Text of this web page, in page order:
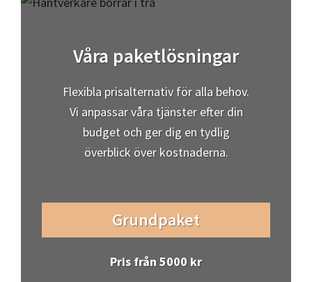
Våra paketlösningar
Flexibla prisalternativ för alla behov.
Vi anpassar våra tjänster efter din
budget och ger dig en tydlig
överblick över kostnaderna.
Grundpaket
Pris från 5000 kr